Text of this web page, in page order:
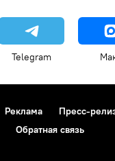
Telegram
Реклама Пресс-
Обратная связь